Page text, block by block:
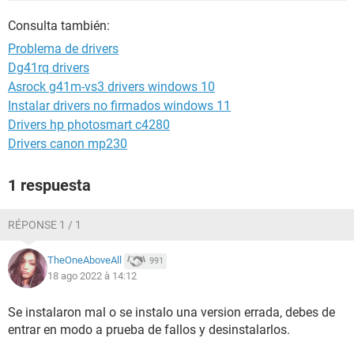
Consulta también:
Problema de drivers
Dg41rq drivers
Asrock g41m-vs3 drivers windows 10
Instalar drivers no firmados windows 11
Drivers hp photosmart c4280
Drivers canon mp230
1 respuesta
RÉPONSE 1 / 1
TheOneAboveAll 991
18 ago 2022 à 14:12
Se instalaron mal o se instalo una version errada, debes de
entrar en modo a prueba de fallos y desinstalarlos.